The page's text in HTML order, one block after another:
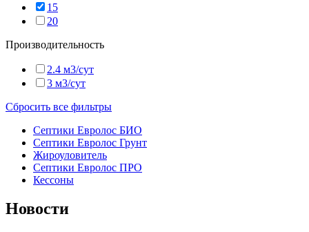
15
20
Производительность
2.4 м3/сут
3 м3/сут
Сбросить все фильтры
Септики Евролос БИО
Септики Евролос Грунт
Жироуловитель
Септики Евролос ПРО
Кессоны
Новости